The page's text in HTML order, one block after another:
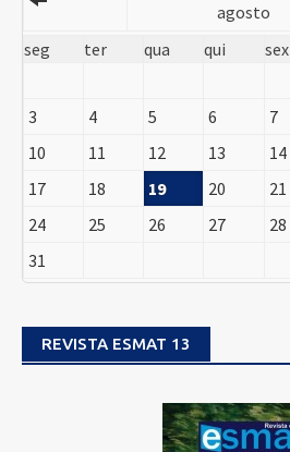
agosto
seg
ter qua qui sex
3
4 5 6 7
10
11 12 13 14
17
18 19 20 21
24
25 26 27 28
31
REVISTA ESMAT 13